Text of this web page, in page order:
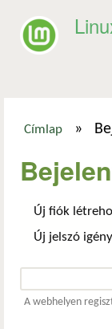
Címlap »
Új fiók
Új jelszó
A webhelyen